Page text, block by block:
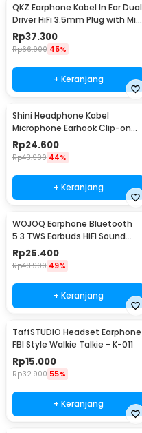
QKZ Earphone Kabel In Ear Dual
Driver HiFi 3.5mm Plug with Mic
- QKZ-CK8
Rp37.300
Rp66.900 45%
+ Keranjang
Shini Headphone Kabel
Microphone Earhook Clip-on
Sporty Jack 3.5mm - SN360
Rp24.600
Rp43.900 44%
+ Keranjang
WOJOQ Earphone Bluetooth
5.3 TWS Earbuds HiFi Sound
Noise Reduction - i12
Rp25.400
Rp48.900 49%
+ Keranjang
TaffSTUDIO Headset Earphone
FBI Style Walkie Talkie - K-011
Rp15.000
Rp32.900 55%
+ Keranjang